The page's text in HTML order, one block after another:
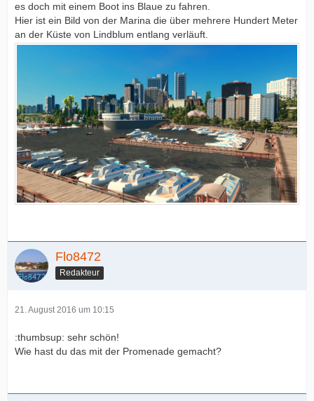
es doch mit einem Boot ins Blaue zu fahren.
Hier ist ein Bild von der Marina die über mehrere Hundert Meter
an der Küste von Lindblum entlang verläuft.
Flo8472
Redakteur
21. August 2016 um 10:15
:thumbsup: sehr schön!
Wie hast du das mit der Promenade gemacht?